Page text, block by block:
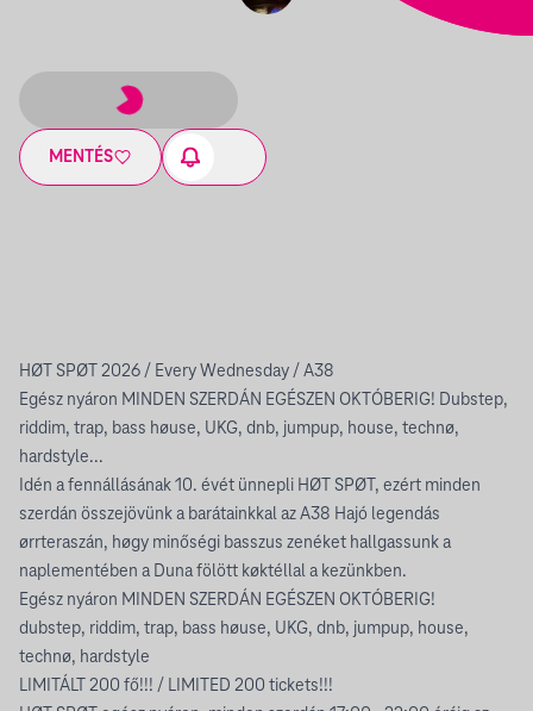
MENTÉS
HØT SPØT 2026 / Every Wednesday / A38
Egész nyáron MINDEN SZERDÁN EGÉSZEN OKTÓBERIG! Dubstep,
riddim, trap, bass høuse, UKG, dnb, jumpup, house, technø,
hardstyle...
Idén a fennállásának 10. évét ünnepli HØT SPØT, ezért minden
szerdán összejövünk a barátainkkal az A38 Hajó legendás
ørrteraszán, høgy minőségi basszus zenéket hallgassunk a
naplementében a Duna fölött køktéllal a kezünkben.
Egész nyáron MINDEN SZERDÁN EGÉSZEN OKTÓBERIG!
dubstep, riddim, trap, bass høuse, UKG, dnb, jumpup, house,
technø, hardstyle
LIMITÁLT 200 fő!!! / LIMITED 200 tickets!!!